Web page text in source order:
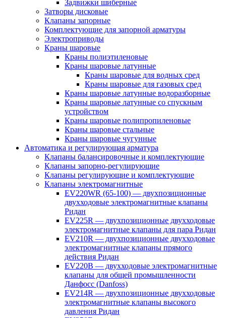
Задвижки шиберные
Затворы дисковые
Клапаны запорные
Комплектующие для запорной арматуры
Электроприводы
Краны шаровые
Краны полиэтиленовые
Краны шаровые латунные
Краны шаровые для водных сред
Краны шаровые для газовых сред
Краны шаровые латунные водоразборные
Краны шаровые латунные со спускным
устройством
Краны шаровые полипропиленовые
Краны шаровые стальные
Краны шаровые чугунные
Автоматика и регулирующая арматура
Клапаны балансировочные и комплектующие
Клапаны запорно-регулирующие
Клапаны регулирующие и комплектующие
Клапаны электромагнитные
EV220WR (65-100) — двухпозиционные
двухходовые электромагнитные клапаны
Ридан
EV225R — двухпозиционные двухходовые
электромагнитные клапаны для пара Ридан
EV210R — двухпозиционные двухходовые
электромагнитные клапаны прямого
действия Ридан
EV220B — двухходовые электромагнитные
клапаны для общей промышленности
Данфосс (Danfoss)
EV214R — двухпозиционные двухходовые
электромагнитные клапаны высокого
давления Ридан